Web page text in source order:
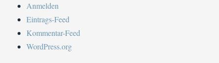
Anmelden
Eintrags-Feed
Kommentar-Feed
WordPress.org